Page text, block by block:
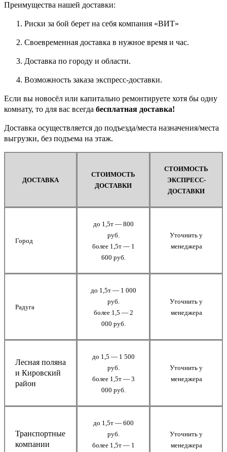
Преимущества нашей доставки:
Риски за бой берет на себя компания «ВИТ»
Своевременная доставка в нужное время и час.
Доставка по городу и области.
Возможность заказа экспресс-доставки.
Если вы новосёл или капитально ремонтируете хотя бы одну
комнату, то для вас всегда бесплатная доставка!
Доставка осуществляется до подъезда/места назначения/места
выгрузки, без подъема на этаж.
ДОСТАВКА
СТОИМОСТЬ
ДОСТАВКИ
СТОИМОСТЬ
ЭКСПРЕСС-
ДОСТАВКИ
Город
до 1,5т — 800
руб.
более 1,5т — 1
600 руб.
Уточнить у
менеджера
Радуга
до 1,5т — 1 000
руб.
более 1,5 — 2
000 руб.
Уточнить у
менеджера
Лесная поляна
и Кировский
район
до 1,5 — 1 500
руб.
более 1,5т — 3
000 руб.
Уточнить у
менеджера
Транспортные
компании
до 1,5т — 600
руб.
более 1,5т — 1
Уточнить у
менеджера